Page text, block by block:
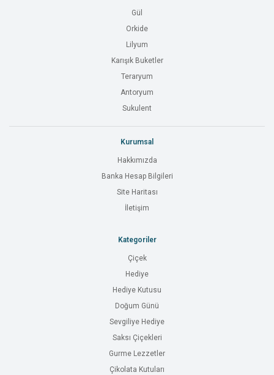
Gül
Orkide
Lilyum
Karışık Buketler
Teraryum
Antoryum
Sukulent
Kurumsal
Hakkımızda
Banka Hesap Bilgileri
Site Haritası
İletişim
Kategoriler
Çiçek
Hediye
Hediye Kutusu
Doğum Günü
Sevgiliye Hediye
Saksı Çiçekleri
Gurme Lezzetler
Çikolata Kutuları